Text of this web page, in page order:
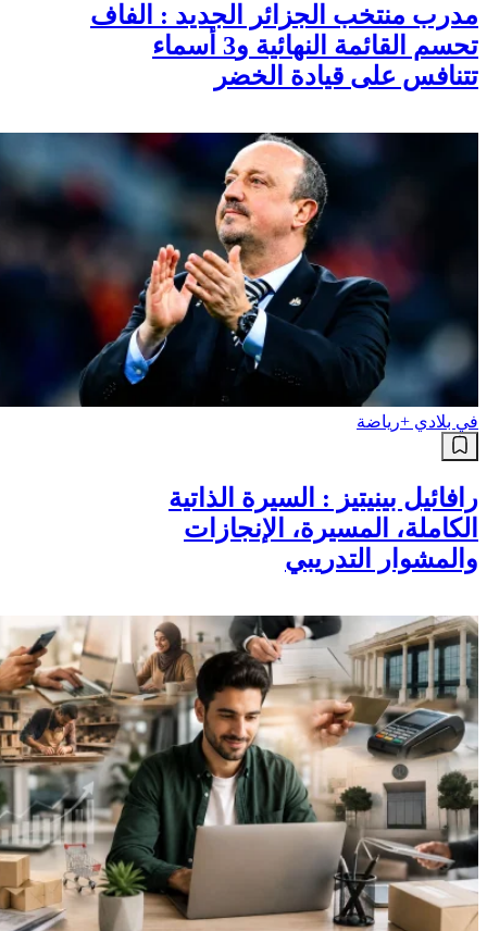
مدرب منتخب الجزائر الجديد : الفاف
تحسم القائمة النهائية و3 أسماء
تتنافس على قيادة الخضر
في بلادي +رياضة
رافائيل بينيتيز : السيرة الذاتية
الكاملة، المسيرة، الإنجازات
والمشوار التدريبي